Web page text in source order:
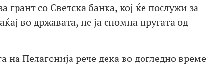
со Светска банка, кој ќе послужи за
во државата, не ја спомна пругата од
Пелагонија рече дека во догледно време